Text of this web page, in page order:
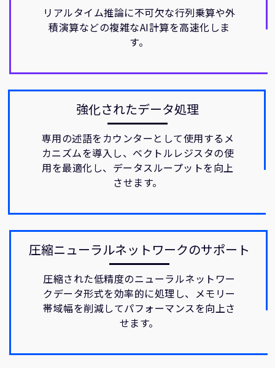
リアルタイム推論に不可欠な行列乗算や外
積演算などの複雑なAI計算を高速化しま
す。
強化されたデータ処理
専用の述語をカウンターとして使用するメ
カニズムを導入し、ベクトルレジスタの使
用を最適化し、データスループットを向上
させます。
圧縮ニューラルネットワークのサポート
圧縮された低精度のニューラルネットワー
クデータ形式を効率的に処理し、メモリー
帯域幅を削減してパフォーマンスを向上さ
せます。